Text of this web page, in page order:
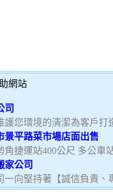
網站
司
護您環境的清潔為客戶打
景平路菜市場店面出售
角捷運站400公尺 多公車
家公司
一向堅持著【誠信負責